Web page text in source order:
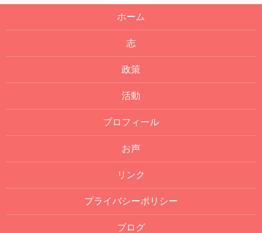
ホーム
志
政策
活動
プロフィール
お声
リンク
プライバシーポリシー
ブログ